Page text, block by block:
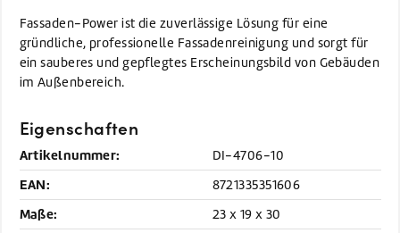
Fassaden-Power ist die zuverlässige Lösung für eine
gründliche, professionelle Fassadenreinigung und sorgt für
ein sauberes und gepflegtes Erscheinungsbild von Gebäuden
im Außenbereich.
Eigenschaften
Artikelnummer: DI-4706-10
EAN: 8721335351606
Maße: 23 x 19 x 30